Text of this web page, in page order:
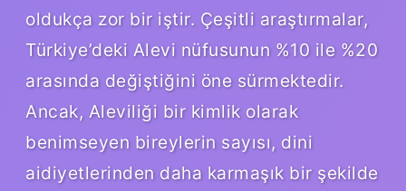
oldukça zor bir iştir. Çeşitli araştırmalar,
Türkiye’deki Alevi nüfusunun %10 ile %20
arasında değiştiğini öne sürmektedir.
Ancak, Aleviliği bir kimlik olarak
benimseyen bireylerin sayısı, dini
aidiyetlerinden daha karmaşık bir şekilde